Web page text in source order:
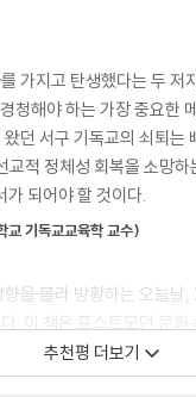
적, 사도적, 성경적 리더십
소개하려 한다. 이것은
로 구성된 리더십 공동체
그 정점으로 하는 삼각형
보는 것은 크리스텐덤 방
의 세계는 평등하고 은혜
더십도 마찬가지로 평등
균형 있게 구비하기 위해
아야 한다는 바울의 말을 발
모습」 중에서
. 이렇게 할 때 교회는 자
있을 것이다.
점점 적실성을 잃어 가는
의 현장에서 일어나고 있는
에서 복음을 살아 내는 것
사명을 일깨운다. 그리하여
서 일어나는 새로운 교회 운
로 실제적이고 구체적인
가지고 탄생했다는 두 저
청해야 하는 가장 중요한
던 서구 기독교의 쇠퇴는
교적 정체성 회복을 소망
가 되어야 할 것이다.
교 기독교교육학 교수)
을 몰라 방황하는 오늘날
다. 이 책은 포스트모던 문
잃지 않고 진정한 변혁을
교회됨의 회복을 꿈꾸는
추천평 더보기